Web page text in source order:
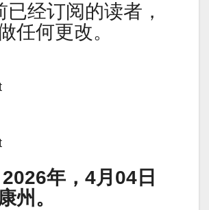
已经订阅的读者，
任何更改。
2026年， 4月 04 日
州。